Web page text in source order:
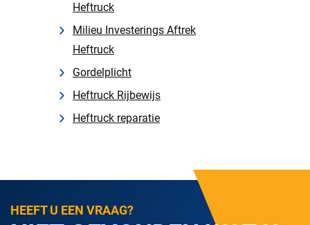
Heftruck
Milieu Investerings Aftrek
Heftruck
Gordelplicht
Heftruck Rijbewijs
Heftruck reparatie
HEEFT U EEN VRAAG?